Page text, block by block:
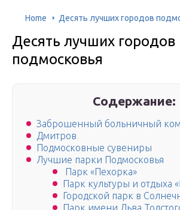
Home Десять лучших городов
Десять лучших городов
подмосковья
Содержание:
Заброшенный больничный
Дмитров
Подмосковные сувениры
Лучшие парки Подмосковья
Парк «Пехорка»
Парк культуры и отдыха
Городской парк в
Парк имени Льва